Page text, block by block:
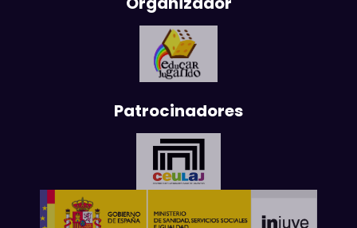
Patrocinadores